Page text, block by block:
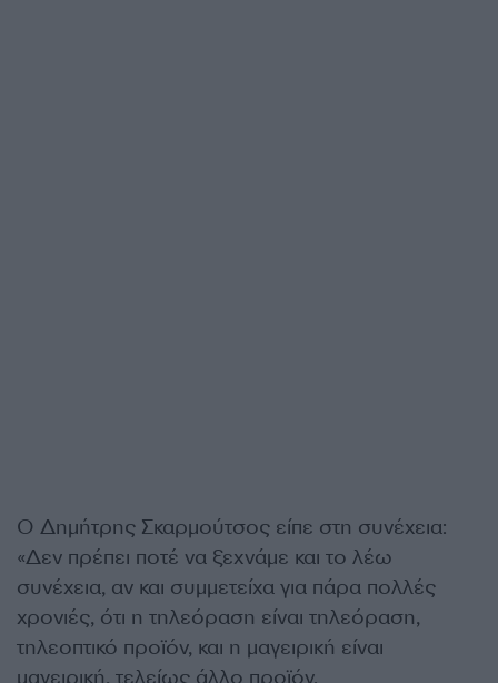
Ο Δημήτρης Σκαρμούτσος είπε στη συνέχεια:
«Δεν πρέπει ποτέ να ξεχνάμε και το λέω
συνέχεια, αν και συμμετείχα για πάρα πολλές
χρονιές, ότι η τηλεόραση είναι τηλεόραση,
τηλεοπτικό προϊόν, και η μαγειρική είναι
μαγειρική, τελείως άλλο προϊόν.